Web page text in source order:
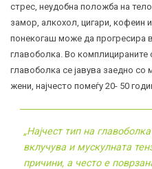
стрес, неудобна положба на
замор, алкохол, цигари, кофеин
понекогаш може да прогресира
главоболка. Во комплицираните
главоболка се јавува заедно со
жени, најчесто помеѓу 20- 50
„Најчест тип на
вклучува и мускулната
причини, а често е